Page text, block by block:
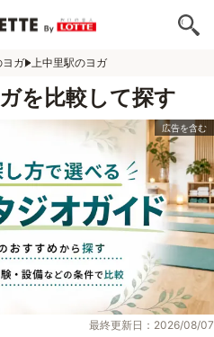
ヨガ 上中里駅のヨガ
を比較して探す
最終更新日：2026/08/07